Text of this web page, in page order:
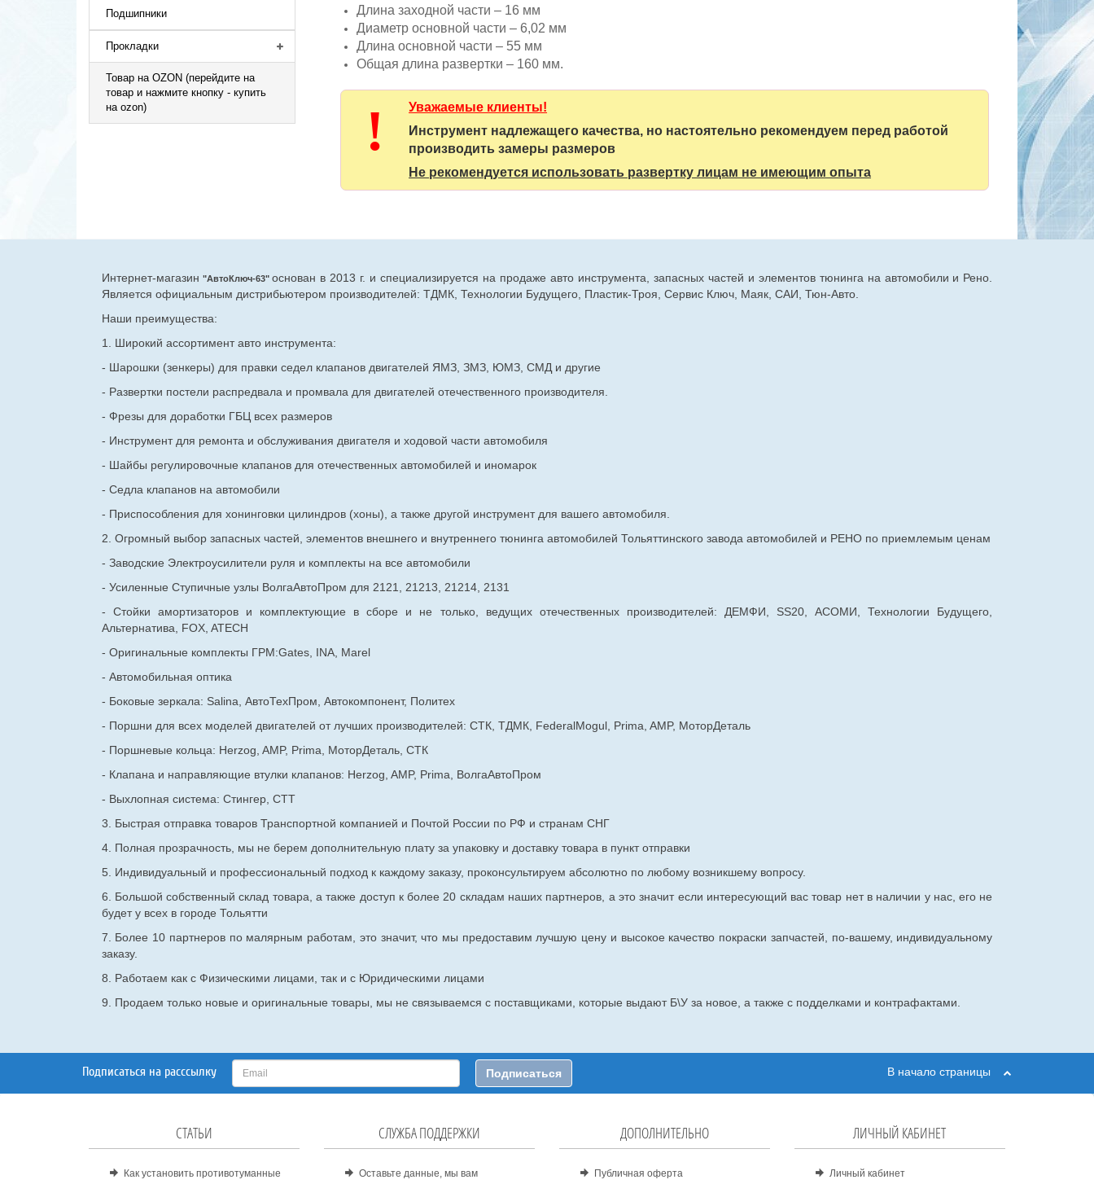
Подшипники
Прокладки
Товар на OZON (перейдите на
товар и нажмите кнопку - купить
на ozon)
Длина заходной части – 16 мм
Диаметр основной части – 6,02 мм
Длина основной части – 55 мм
Общая длина развертки – 160 мм.
!
Уважаемые клиенты!
Инструмент надлежащего качества, но настоятельно рекомендуем перед работой
производить замеры размеров
Не рекомендуется использовать развертку лицам не имеющим опыта
Интернет-магазин "АвтоКлюч-63"основан в 2013 г. и специализируется на продаже авто инструмента, запасных частей и элементов тюнинга на автомобили и Рено.
Является официальным дистрибьютером производителей: ТДМК, Технологии Будущего, Пластик-Троя, Сервис Ключ, Маяк, САИ, Тюн-Авто.
Наши преимущества:
1. Широкий ассортимент авто инструмента:
- Шарошки (зенкеры) для правки седел клапанов двигателей ЯМЗ, ЗМЗ, ЮМЗ, СМД и другие
- Развертки постели распредвала и промвала для двигателей отечественного производителя.
- Фрезы для доработки ГБЦ всех размеров
- Инструмент для ремонта и обслуживания двигателя и ходовой части автомобиля
- Шайбы регулировочные клапанов для отечественныхавтомобилей и иномарок
- Седла клапанов на автомобили
- Приспособления для хонинговки цилиндров (хоны), а также другой инструмент для вашего автомобиля.
2. Огромный выбор запасных частей, элементов внешнего и внутреннего тюнинга автомобилей Тольяттинского завода автомобилей и РЕНО по приемлемым ценам
- Заводские Электроусилители руля и комплекты на все автомобили
- Усиленные Ступичные узлы ВолгаАвтоПром для 2121, 21213, 21214, 2131
- Стойки амортизаторов и комплектующие в сборе и не только, ведущих отечественных производителей: ДЕМФИ, SS20, АСОМИ, Технологии Будущего,
Альтернатива, FOX, ATECH
- Оригинальные комплекты ГРМ:Gates, INA, Marel
- Автомобильная оптика
- Боковые зеркала: Salina, АвтоТехПром, Автокомпонент, Политех
- Поршни для всех моделей двигателей от лучших производителей: СТК, ТДМК, FederalMogul, Prima, AMP, МоторДеталь
- Поршневые кольца: Herzog, AMP, Prima, МоторДеталь, СТК
- Клапана и направляющие втулки клапанов: Herzog, AMP, Prima, ВолгаАвтоПром
- Выхлопная система: Стингер, СТТ
3. Быстрая отправка товаров Транспортной компанией и Почтой России по РФ и странам СНГ
4. Полная прозрачность, мы не берем дополнительную плату за упаковку и доставку товара в пункт отправки
5. Индивидуальный и профессиональный подход к каждому заказу, проконсультируем абсолютно по любому возникшему вопросу.
6. Большой собственный склад товара, а также доступ к более 20 складам наших партнеров, а это значит если интересующий вас товар нет в наличии у нас, его не
будет у всех в городе Тольятти
7. Более 10 партнеров по малярным работам, это значит, что мы предоставим лучшую цену и высокое качество покраски запчастей, по-вашему, индивидуальному
заказу.
8. Работаем как с Физическими лицами, так и с Юридическими лицами
9. Продаем только новые и оригинальные товары, мы не связываемся с поставщиками, которые выдают Б\У за новое, а также с подделками и контрафактами.
Подписаться на расссылку Подписаться В начало страницы
СТАТЬИ
Как установить противотуманные
СЛУЖБА ПОДДЕРЖКИ
Оставьте данные, мы вам
ДОПОЛНИТЕЛЬНО
Публичная оферта
ЛИЧНЫЙ КАБИНЕТ
Личный кабинет